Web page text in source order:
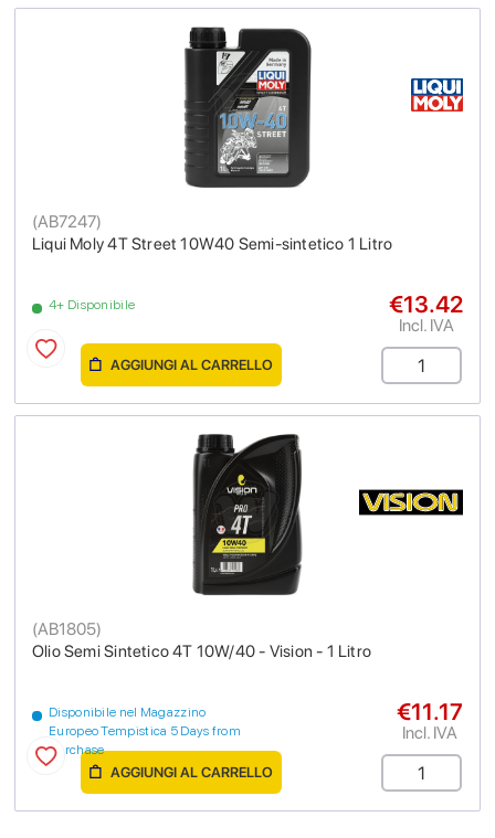
Liqui Moly 4T Street 10W40 Semi-sintetico 1 Litro
(AB7247)
4+ Disponibile €13.42
Incl. IVA
AGGIUNGI AL CARRELLO
Olio Semi Sintetico 4T 10W/40 - Vision - 1 Litro
(AB1805)
Disponibile nel Magazzino
Europeo Tempistica 5 Days from
purchase
€11.17
Incl. IVA
AGGIUNGI AL CARRELLO